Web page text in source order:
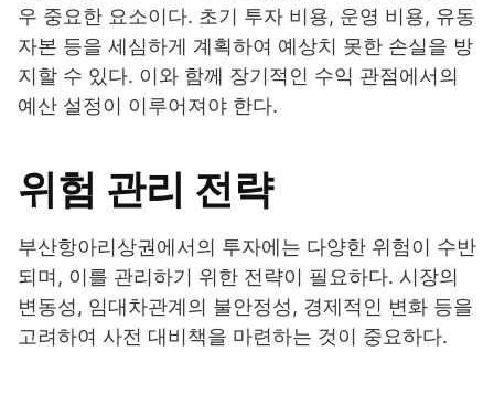
우 중요한 요소이다. 초기 투자 비용, 운영 비용, 유동
자본 등을 세심하게 계획하여 예상치 못한 손실을 방
지할 수 있다. 이와 함께 장기적인 수익 관점에서의
예산 설정이 이루어져야 한다.
위험 관리 전략
부산항아리상권에서의 투자에는 다양한 위험이 수반
되며, 이를 관리하기 위한 전략이 필요하다. 시장의
변동성, 임대차관계의 불안정성, 경제적인 변화 등을
고려하여 사전 대비책을 마련하는 것이 중요하다.